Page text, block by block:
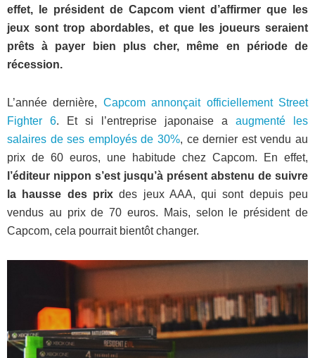
effet, le président de Capcom vient d’affirmer que les
jeux sont trop abordables, et que les joueurs seraient
prêts à payer bien plus cher, même en période de
récession.
L’année dernière, Capcom annonçait officiellement Street
Fighter 6. Et si l’entreprise japonaise a augmenté les
salaires de ses employés de 30%, ce dernier est vendu au
prix de 60 euros, une habitude chez Capcom. En effet,
l’éditeur nippon s’est jusqu’à présent abstenu de suivre
la hausse des prixdes jeux AAA, qui sont depuis peu
vendus au prix de 70 euros. Mais, selon le président de
Capcom, cela pourrait bientôt changer.